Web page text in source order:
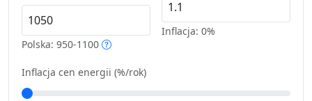
Polska: 950-1100
Inflacja: 0%
Inflacja cen energii (%/rok)